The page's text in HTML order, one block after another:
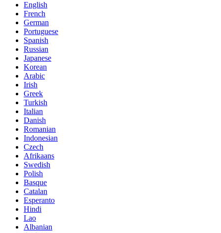
English
French
German
Portuguese
Spanish
Russian
Japanese
Korean
Arabic
Irish
Greek
Turkish
Italian
Danish
Romanian
Indonesian
Czech
Afrikaans
Swedish
Polish
Basque
Catalan
Esperanto
Hindi
Lao
Albanian